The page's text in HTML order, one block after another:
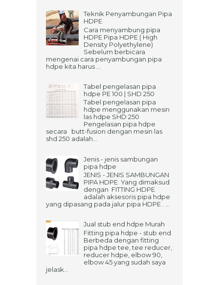
Teknik Penyambungan Pipa
HDPE
Cara menyambung pipa
HDPE Pipa HDPE ( High
Density Polyethylene)
Sebelum berbicara
mengenai cara penyambungan pipa
hdpe kita harus ...
Tabel pengelasan pipa
hdpe PE 100 | SHD 250
Tabel pengelasan pipa
hdpe menggunakan mesin
las hdpe SHD 250
Pengelasan pipa hdpe
secara butt-fusion dengan mesin las
shd 250 adalah...
Jenis - jenis sambungan
pipa hdpe
JENIS - JENIS SAMBUNGAN
PIPA HDPE Yang dimaksud
dengan FITTING HDPE
adalah aksesoris pipa hdpe
yang dipasang pada jalur pipa HDPE . ...
Jual stub end hdpe Murah
Fitting pipa hdpe - stub end
Berbeda dengan fitting
pipa hdpe tee, tee reducer,
reducer hdpe, elbow 90,
elbow 45 yang sudah saya
jelask...